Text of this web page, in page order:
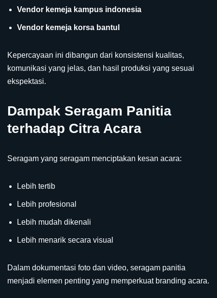
Vendor kemeja kampus indonesia
Vendor kemeja korsa bantul
Kepercayaan ini dibangun dari konsistensi kualitas,
komunikasi yang jelas, dan hasil produksi yang sesuai
ekspektasi.
Dampak Seragam Panitia
terhadap Citra Acara
Seragam yang seragam menciptakan kesan acara:
Lebih tertib
Lebih profesional
Lebih mudah dikenali
Lebih menarik secara visual
Dalam dokumentasi foto dan video, seragam panitia
menjadi elemen penting yang memperkuat branding acara.